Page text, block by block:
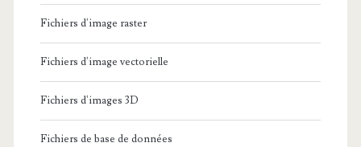
Fichiers d'image raster
Fichiers d'image vectorielle
Fichiers d'images 3D
Fichiers de base de données